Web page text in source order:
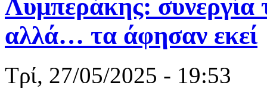
Λυμπεράκης:
αλλά… τα άφησαν εκεί
Τρί, 27/05/2025 - 19:53